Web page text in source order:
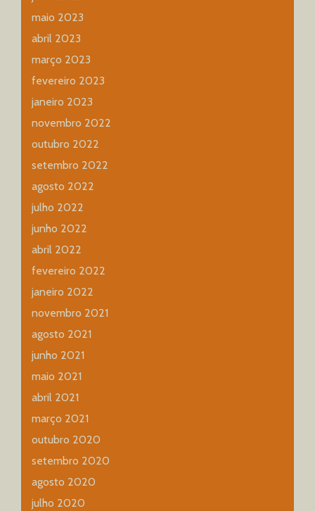
maio 2023
abril 2023
março 2023
fevereiro 2023
janeiro 2023
novembro 2022
outubro 2022
setembro 2022
agosto 2022
julho 2022
junho 2022
abril 2022
fevereiro 2022
janeiro 2022
novembro 2021
agosto 2021
junho 2021
maio 2021
abril 2021
março 2021
outubro 2020
setembro 2020
agosto 2020
julho 2020